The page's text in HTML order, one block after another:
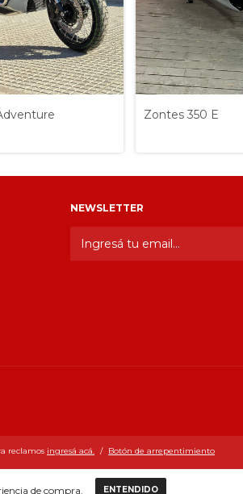
de compra. ENTENDIDO
Zontes 350 E
NEWSLETTER
reclamos ingresá acá. / Botón de arrepentimiento